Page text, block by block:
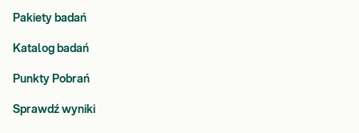
Pakiety badań
Katalog badań
Punkty Pobrań
Sprawdź wyniki